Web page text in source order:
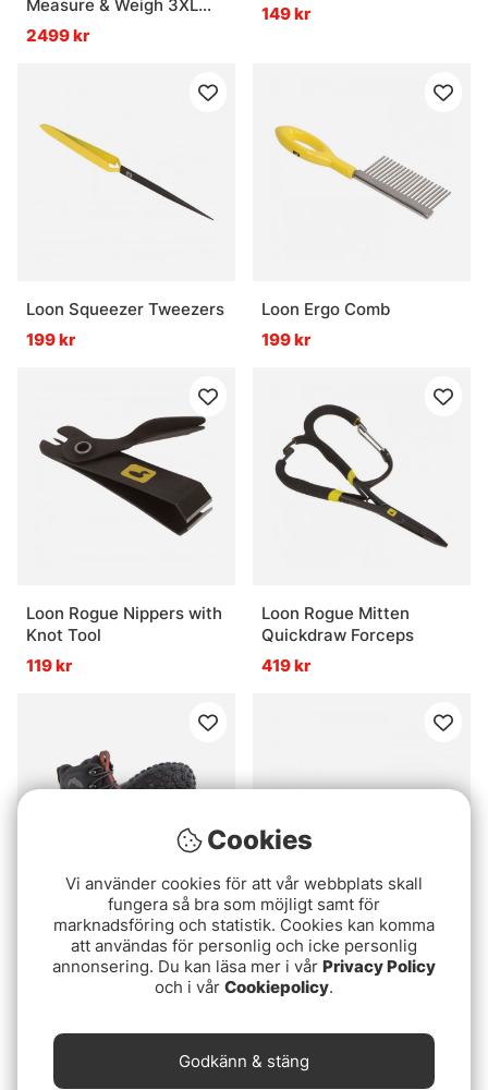
Measure & Weigh 3XL
(Model R707)
2499 kr
149 kr
Loon Squeezer Tweezers
199 kr
Loon Ergo Comb
199 kr
Loon Rogue Nippers with
Knot Tool
119 kr
Loon Rogue Mitten
Quickdraw Forceps
419 kr
Betyg: (4)5.0 utav 5 stjärnor
Simms Flyweight Boot
Steel Vibram Grey
C&F Spare Bobbin
Threaders (CFT-65-ST)
119 kr
Cookies
Vi använder cookies för att vår webbplats skall
fungera så bra som möjligt samt för
marknadsföring och statistik. Cookies kan komma
att användas för personlig och icke personlig
annonsering. Du kan läsa mer i vår Privacy Policy
och i vår Cookiepolicy.
Godkänn & stäng